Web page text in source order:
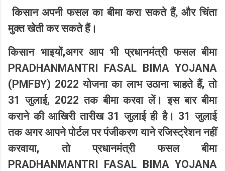
किसान अपनी फसल का बीमा करा सकते हैं,और चिंता
मुक्त खेती कर सकते हैं।
किसान भाइयों,अगर आप भी प्रधानमंत्री फसल बीमा
PRADHANMANTRI FASAL BIMA YOJANA
(PMFBY) 2022 योजना का लाभ उठाना चाहते हैं,तो
31 जुलाई, 2022 तक बीमा करवा लें। इस बार बीमा
कराने की आखिरी तारीख 31 जुलाई ही है। 31 जुलाई
तक अगर आपने पोर्टल पर पंजीकरण याने रजिस्ट्रेशन नहीं
करवाया,तो प्रधानमंत्री फसल बीमा
PRADHANMANTRI FASAL BIMA YOJANA